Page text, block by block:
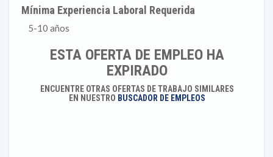
Mínima Experiencia Laboral Requerida
5-10 años
ESTA OFERTA DE EMPLEO HA
EXPIRADO
ENCUENTRE OTRAS OFERTAS DE TRABAJO SIMILARES
EN NUESTRO BUSCADOR DE EMPLEOS